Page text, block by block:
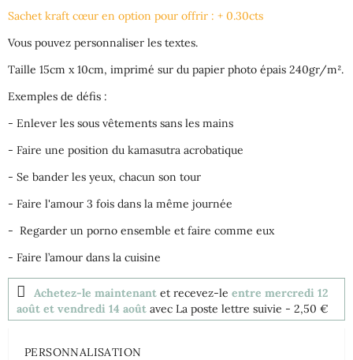
Sachet kraft cœur en option pour offrir : + 0.30cts
Vous pouvez personnaliser les textes.
Taille 15cm x 10cm, imprimé sur du papier photo épais 240gr/m².
Exemples de défis :
- Enlever les sous vêtements sans les mains
- Faire une position du kamasutra acrobatique
- Se bander les yeux, chacun son tour
- Faire l'amour 3 fois dans la même journée
- Regarder un porno ensemble et faire comme eux
- Faire l’amour dans la cuisine
Achetez-le maintenant et recevez-le entre mercredi 12
août et vendredi 14 août avec La poste lettre suivie - 2,50 €
PERSONNALISATION